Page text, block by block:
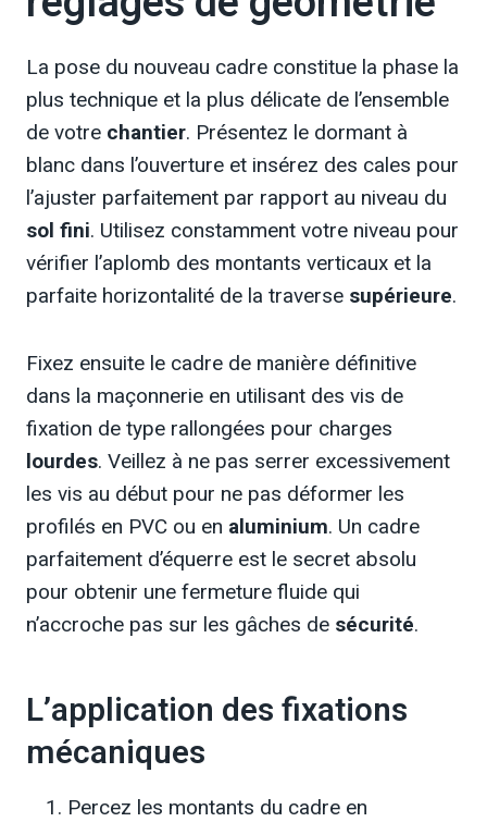
La pose du nouveau cadre constitue la phase la
plus technique et la plus délicate de l’ensemble
de votre chantier. Présentez le dormant à
blanc dans l’ouverture et insérez des cales pour
l’ajuster parfaitement par rapport au niveau du
sol fini. Utilisez constamment votre niveau pour
vérifier l’aplomb des montants verticaux et la
parfaite horizontalité de la traverse supérieure.
Fixez ensuite le cadre de manière définitive
dans la maçonnerie en utilisant des vis de
fixation de type rallongées pour charges
lourdes. Veillez à ne pas serrer excessivement
les vis au début pour ne pas déformer les
profilés en PVC ou en aluminium. Un cadre
parfaitement d’équerre est le secret absolu
pour obtenir une fermeture fluide qui
n’accroche pas sur les gâches de sécurité.
L’application des fixations
mécaniques
Percez les montants du cadre en